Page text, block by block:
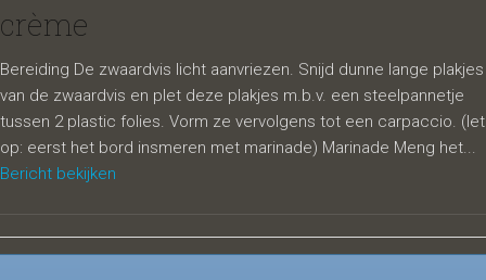
crème
Bereiding De zwaardvis licht aanvriezen. Snijd dunne lange plakjes
van de zwaardvis en plet deze plakjes m.b.v. een steelpannetje
tussen 2 plastic folies. Vorm ze vervolgens tot een carpaccio. (let
op: eerst het bord insmeren met marinade) Marinade Meng het...
Bericht bekijken